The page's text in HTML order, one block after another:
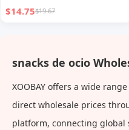
Mesa de Café Caja de
$14.75$19.67
snacks de ocio
XOOBAY offers a wide
direct wholesale prices
platform, connecting